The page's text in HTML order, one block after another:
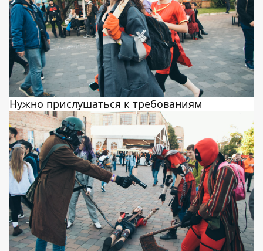
Нужно прислушаться к требованиям